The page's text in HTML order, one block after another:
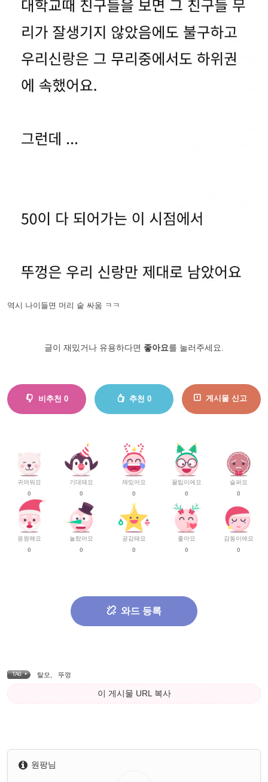
역시 나이들면 머리 숱 싸움 ㅋㅋ
글이 재밌거나 유용하다면 좋아요를 눌러주세요.
비추천 0 추천 0 게시물 신고
귀여워요
0
응원해요
0
기대돼요
0
놀랐어요
0
재밌어요
0
공감돼요
0
꿀팁이에요
0
좋아요
0
슬퍼요
0
감동이에요
0
와드 등록
TAG • 탈모 뚜껑
이 게시물 URL 복사
원팡님